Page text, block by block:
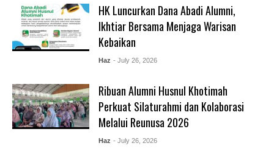
HK Luncurkan Dana Abadi Alumni,
Ikhtiar Bersama Menjaga Warisan
Kebaikan
Haz - July 26, 2026
Ribuan Alumni Husnul Khotimah
Perkuat Silaturahmi dan Kolaborasi
Melalui Reunusa 2026
Haz - July 26, 2026